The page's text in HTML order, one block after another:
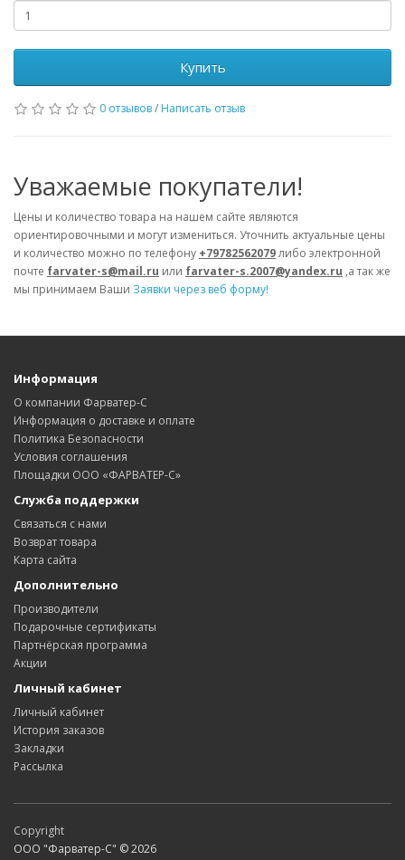
Купить
0 отзывов/ Написать отзыв
Уважаемые покупатели!
Цены и количество товара на нашем сайте являются
ориентировочными и могут измениться. Уточнить актуальные цены
и количество можно по телефону +79782562079либо электронной
почте farvater-s@mail.ru или farvater-s.2007@yandex.ru ,а так же
мы принимаем Ваши Заявки через веб форму!
Информация
О компании Фарватер-С
Информация о доставке и оплате
Политика Безопасности
Условия соглашения
Площадки ООО «ФАРВАТЕР-С»
Служба поддержки
Связаться с нами
Возврат товара
Карта сайта
Дополнительно
Производители
Подарочные сертификаты
Партнёрская программа
Акции
Личный кабинет
Личный кабинет
История заказов
Закладки
Рассылка
Copyright
ООО "Фарватер-С" © 2026